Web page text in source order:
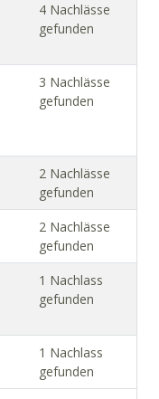
4 Nachlässe
gefunden
3 Nachlässe
gefunden
2 Nachlässe
gefunden
2 Nachlässe
gefunden
1 Nachlass
gefunden
1 Nachlass
gefunden